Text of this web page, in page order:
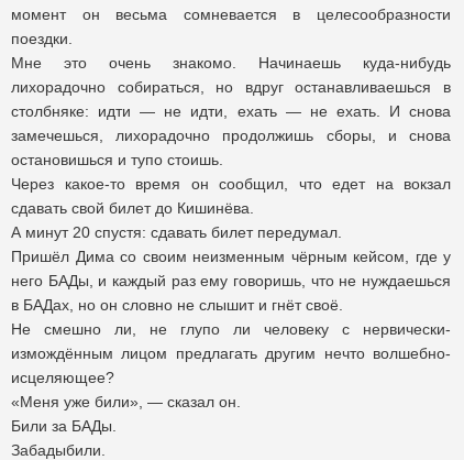
момент он весьма сомневается в целесообразности
поездки.
Мне это очень знакомо. Начинаешь куда-нибудь
лихорадочно собираться, но вдруг останавливаешься в
столбняке: идти — не идти, ехать — не ехать. И снова
замечешься, лихорадочно продолжишь сборы, и снова
остановишься и тупо стоишь.
Через какое-то время он сообщил, что едет на вокзал
сдавать свой билет до Кишинёва.
А минут 20 спустя: сдавать билет передумал.
Пришёл Дима со своим неизменным чёрным кейсом, где у
него БАДы, и каждый раз ему говоришь, что не нуждаешься
в БАДах, но он словно не слышит и гнёт своё.
Не смешно ли, не глупо ли человеку с нервически-
измождённым лицом предлагать другим нечто волшебно-
исцеляющее?
«Меня уже били», — сказал он.
Били за БАДы.
Забадыбили.